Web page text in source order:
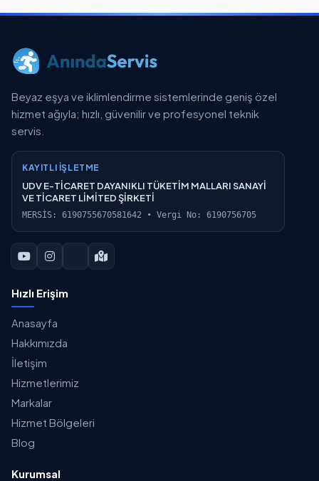
Beyaz eşya ve iklimlendirme sistemlerinde geniş özel
hizmet ağıyla; hızlı, güvenilir ve profesyonel teknik
servis.
KAYITLI İŞLETME
UDV E-TİCARET DAYANIKLI TÜKETİM MALLARI SANAYİ
VE TİCARET LİMİTED ŞİRKETİ
MERSİS: 6190755670581642 • Vergi No: 6190756705
Hızlı Erişim
Anasayfa
Hakkımızda
İletişim
Hizmetlerimiz
Markalar
Hizmet Bölgeleri
Blog
Kurumsal